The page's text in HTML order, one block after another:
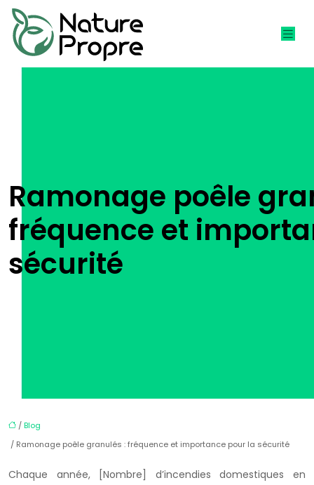
Ramonage poêle
fréquence et
sécurité
/Blog
/ Ramonage poêle granulés : fréquence et importance pour la sécurité
Chaque année, [Nombre] d’incendies domestiques en